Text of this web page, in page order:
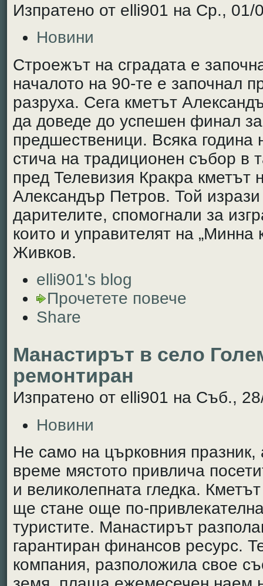
Изпратено от elli901 на Ср., 01/
Новини
Строежът на сградата е
началото на 90-те е започнал
разруха. Сега кметът
да доведе до успешен финал
предшественици. Всяка година
стича на традиционен събор в
пред Телевизия Кракра кметът
Александър Петров. Той
дарителите, спомогнали за
които и управителят на
Живков.
elli901's blog
Прочетете повече
Share
Манастирът в село
ремонтиран
Изпратено от elli901 на Съб.,
Новини
Не само на църковния
време мястото привлича
и великолепната гледка.
ще стане още по-
туристите. Манастирът
гарантиран финансов ресурс.
компания, разположила свое